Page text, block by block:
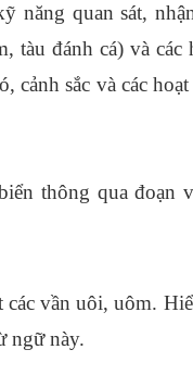
năng quan sát,
tàu đánh cá) và các
cảnh sắc và các
thông qua đoạn
vần uôi, uôm.
ngữ này.